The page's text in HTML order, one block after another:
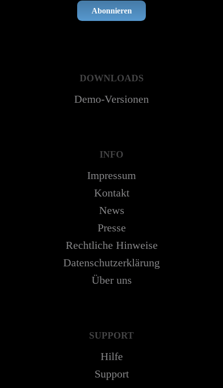
Abonnieren
DOWNLOADS
Demo-Versionen
INFO
Impressum
Kontakt
News
Presse
Rechtliche Hinweise
Datenschutzerklärung
Über uns
SUPPORT
Hilfe
Support